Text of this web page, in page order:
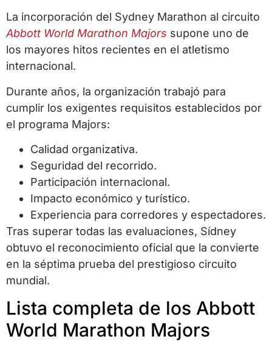
La incorporación del Sydney Marathon al circuito
Abbott World Marathon Majors supone uno de
los mayores hitos recientes en el atletismo
internacional.
Durante años, la organización trabajó para
cumplir los exigentes requisitos establecidos por
el programa Majors:
Calidad organizativa.
Seguridad del recorrido.
Participación internacional.
Impacto económico y turístico.
Experiencia para corredores y espectadores.
Tras superar todas las evaluaciones, Sídney
obtuvo el reconocimiento oficial que la convierte
en la séptima prueba del prestigioso circuito
mundial.
Lista completa de los Abbott
World Marathon Majors